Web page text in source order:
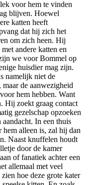
voor hem te vinden
blijven. Hoewel
katten heeft
dat hij zich het
om zich heen. Hij
andere katten en
we voor Bommel op
huisdier mag zijn.
namelijk niet de
de aanwezigheid
hem hebben. Want
Hij zoekt graag contact
gezelschap opzoeken
aandacht. In een thuis
hem alleen is, zal hij dan
Naast knuffelen houdt
door de kamer
of fanatiek achter een
allemaal met veel
hoe deze grote kater